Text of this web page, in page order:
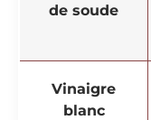
de soude
Vinaigre
blanc